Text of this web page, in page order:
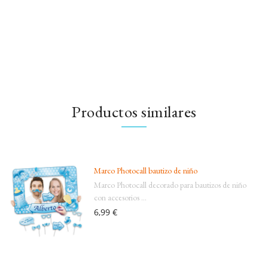
Productos similares
Marco Photocall bautizo de niño
Marco Photocall decorado para bautizos de niño
con accesorios ...
6,99 €